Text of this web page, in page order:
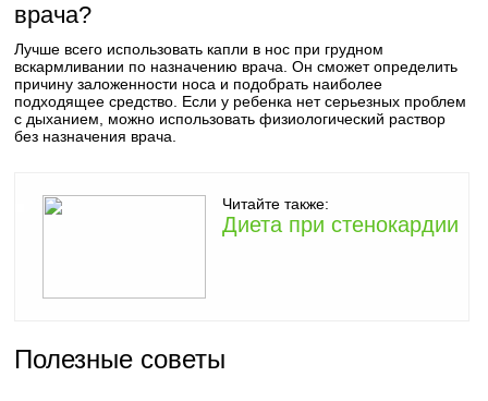
врача?
Лучше всего использовать капли в нос при грудном
вскармливании по назначению врача. Он сможет определить
причину заложенности носа и подобрать наиболее
подходящее средство. Если у ребенка нет серьезных проблем
с дыханием, можно использовать физиологический раствор
без назначения врача.
Читайте также:
Диета при стенокардии
Полезные советы